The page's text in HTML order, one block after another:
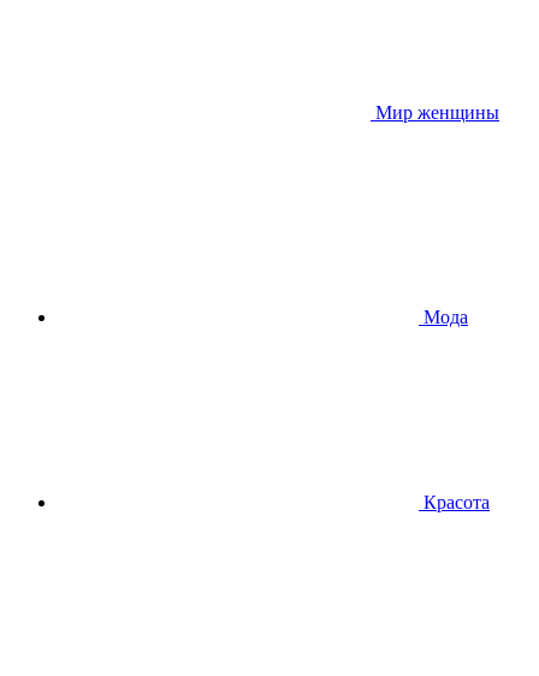
Мир женщины
Мода
Красота